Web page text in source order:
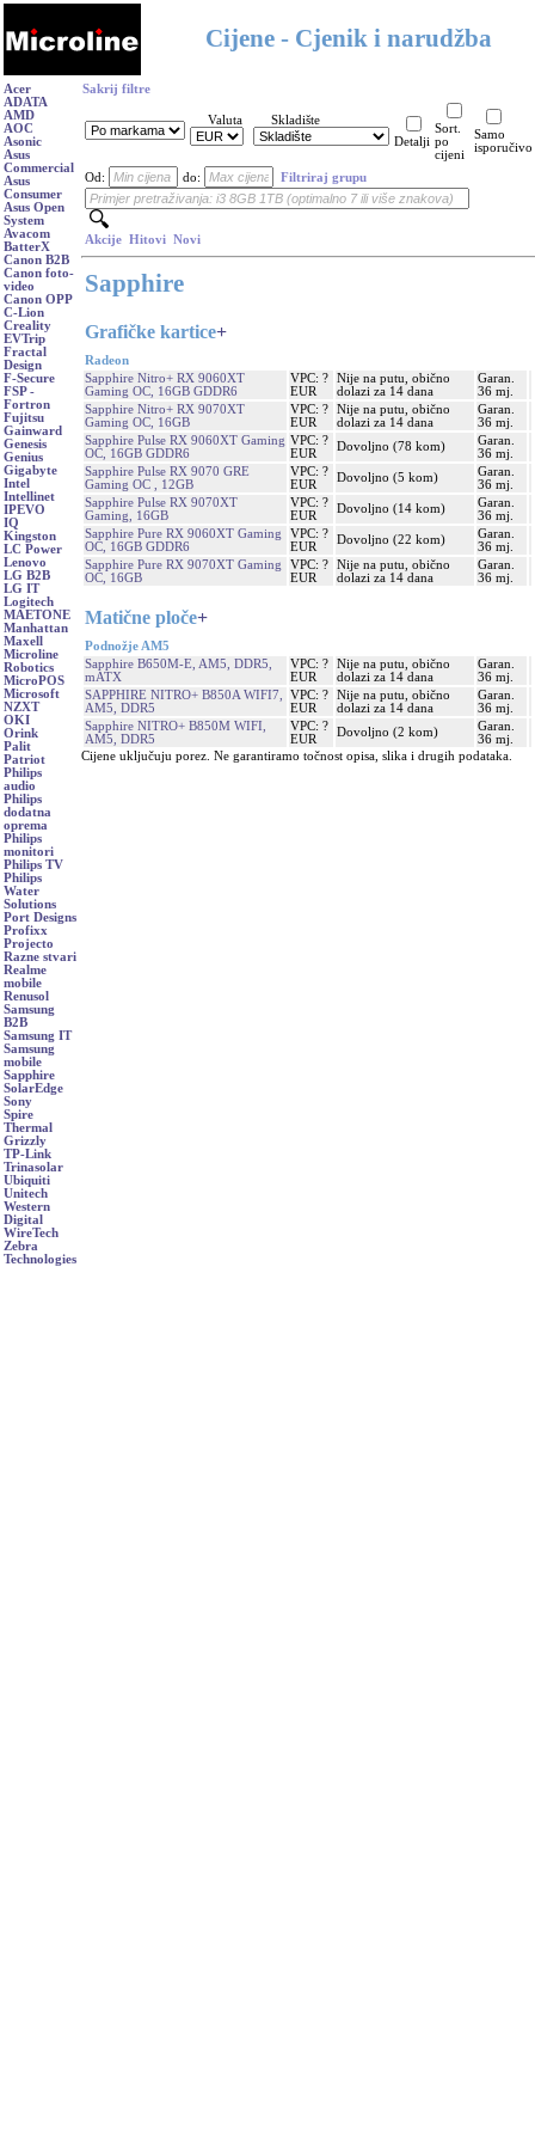
Cijene - Cjenik i narudžba
Acer
ADATA
AMD
AOC
Asonic
Asus
Commercial
Asus
Consumer
Asus Open
System
Avacom
BatterX
Canon B2B
Canon foto-
video
Canon OPP
C-Lion
Creality
EVTrip
Fractal
Design
F-Secure
FSP -
Fortron
Fujitsu
Gainward
Genesis
Genius
Gigabyte
Intel
Intellinet
IPEVO
IQ
Kingston
LC Power
Lenovo
LG B2B
LG IT
Logitech
MAETONE
Manhattan
Maxell
Microline
Robotics
MicroPOS
Microsoft
NZXT
OKI
Orink
Palit
Patriot
Philips
audio
Philips
dodatna
oprema
Philips
monitori
Philips TV
Philips
Water
Solutions
Port Designs
Profixx
Projecto
Razne stvari
Realme
mobile
Renusol
Samsung
B2B
Samsung IT
Samsung
mobile
Sapphire
SolarEdge
Sony
Spire
Thermal
Grizzly
TP-Link
Trinasolar
Ubiquiti
Unitech
Western
Digital
WireTech
Zebra
Technologies
Sakrij filtre
Valuta
Skladište
Detalji
Sort.
po
cijeni
Samo
isporučivo
Od: do: Filtriraj grupu
Akcije Hitovi Novi
Sapphire
Grafičke kartice+
Radeon
Sapphire Nitro+ RX 9060XT
Gaming OC, 16GB GDDR6
VPC: ?
EUR
Nije na putu, obično
dolazi za 14 dana
Garan.
36 mj.
Sapphire Nitro+ RX 9070XT
Gaming OC, 16GB
VPC: ?
EUR
Nije na putu, obično
dolazi za 14 dana
Garan.
36 mj.
Sapphire Pulse RX 9060XT Gaming
OC, 16GB GDDR6
VPC: ?
EUR
Dovoljno (78 kom)
Garan.
36 mj.
Sapphire Pulse RX 9070 GRE
Gaming OC , 12GB
VPC: ?
EUR
Dovoljno (5 kom)
Garan.
36 mj.
Sapphire Pulse RX 9070XT
Gaming, 16GB
VPC: ?
EUR
Dovoljno (14 kom)
Garan.
36 mj.
Sapphire Pure RX 9060XT Gaming
OC, 16GB GDDR6
VPC: ?
EUR
Dovoljno (22 kom)
Garan.
36 mj.
Sapphire Pure RX 9070XT Gaming
OC, 16GB
VPC: ?
EUR
Nije na putu, obično
dolazi za 14 dana
Garan.
36 mj.
Matične ploče+
Podnožje AM5
Sapphire B650M-E, AM5, DDR5,
mATX
VPC: ?
EUR
Nije na putu, obično
dolazi za 14 dana
Garan.
36 mj.
SAPPHIRE NITRO+ B850A WIFI7,
AM5, DDR5
VPC: ?
EUR
Nije na putu, obično
dolazi za 14 dana
Garan.
36 mj.
Sapphire NITRO+ B850M WIFI,
AM5, DDR5
VPC: ?
EUR
Dovoljno (2 kom)
Garan.
36 mj.
Cijene uključuju porez. Ne garantiramo točnost opisa, slika i drugih podataka.